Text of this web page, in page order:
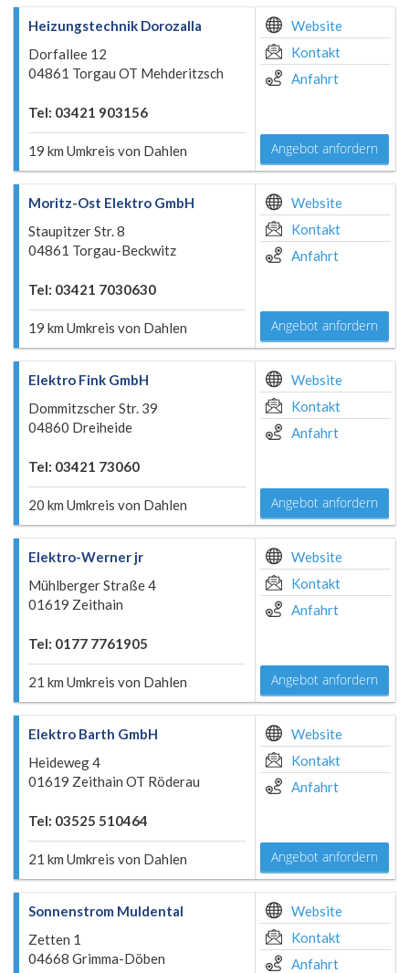
Heizungstechnik Dorozalla
Dorfallee 12
04861 Torgau OT Mehderitzsch
Tel: 03421 903156
19 km Umkreis von Dahlen
Website
Kontakt
Anfahrt
Angebot anfordern
Moritz-Ost Elektro GmbH
Staupitzer Str. 8
04861 Torgau-Beckwitz
Tel: 03421 7030630
19 km Umkreis von Dahlen
Website
Kontakt
Anfahrt
Angebot anfordern
Elektro Fink GmbH
Dommitzscher Str. 39
04860 Dreiheide
Tel: 03421 73060
20 km Umkreis von Dahlen
Website
Kontakt
Anfahrt
Angebot anfordern
Elektro-Werner jr
Mühlberger Straße 4
01619 Zeithain
Tel: 0177 7761905
21 km Umkreis von Dahlen
Website
Kontakt
Anfahrt
Angebot anfordern
Elektro Barth GmbH
Heideweg 4
01619 Zeithain OT Röderau
Tel: 03525 510464
21 km Umkreis von Dahlen
Website
Kontakt
Anfahrt
Angebot anfordern
Sonnenstrom Muldental
Zetten 1
04668 Grimma-Döben
Website
Kontakt
Anfahrt